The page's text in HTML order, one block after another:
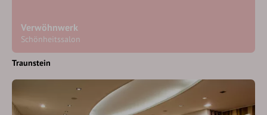
Verwöhnwerk
Schönheitssalon
Traunstein